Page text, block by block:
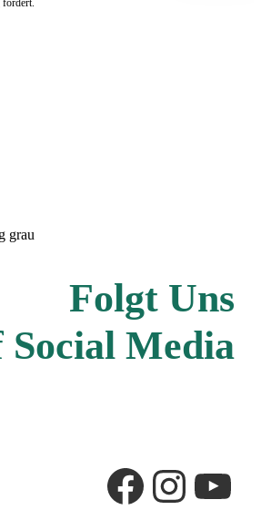
Folgt Uns
Media
Facebook Instagram YouTube